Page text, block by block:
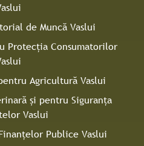
de Muncă Vaslui
Protecţia Consumatorilor
Agricultură Vaslui
şi pentru Siguranţa
Vaslui
Publice Vaslui